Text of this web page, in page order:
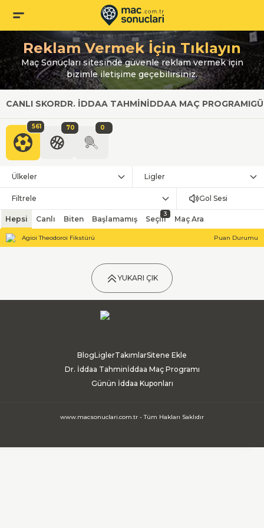
Reklam Vermek İçin Tıklayın
Maç Sonuçları sitesinde güvenle reklam vermek için
bizimle iletişime geçebilirsiniz.
CANLI SKORDR. İDDAA TAHMINİDDAA MAÇ PROGRAMI
561 70 0
Ülkeler Ligler
Filtrele Gol Sesi
Hepsi Canlı Biten Başlamamış Seçili
3
Maç Ara
Agioi Theodoroi Fikstürü Puan Durumu
YUKARI ÇIK
BlogLiglerTakımlarSitene Ekle
Dr. İddaa Tahminİddaa Maç Programı
Günün İddaa Kuponları
www.macsonuclari.com.tr - Tüm Hakları Saklıdır